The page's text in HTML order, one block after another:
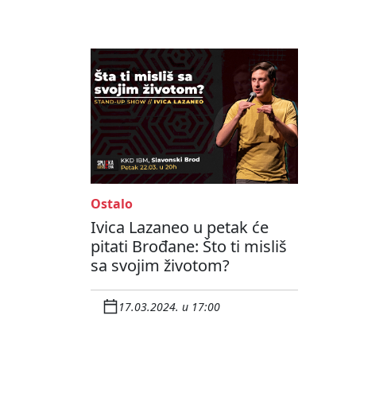
Ostalo
Ivica Lazaneo u petak će
pitati Brođane: Što ti misliš
sa svojim životom?
17.03.2024. u 17:00